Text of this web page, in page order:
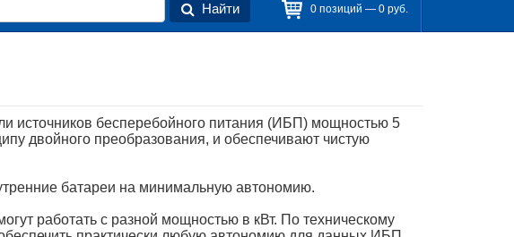
Найти 0 позиций — 0 руб.
источников бесперебойного питания (ИБП) мощностью 5
двойного преобразования, и обеспечивают чистую
батареи на минимальную автономию.
работать с разной мощностью в кВт. По техническому